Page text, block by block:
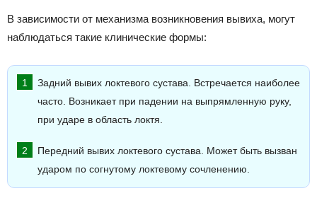
В зависимости от механизма возникновения вывиха, могут
наблюдаться такие клинические формы:
Задний вывих локтевого сустава. Встречается наиболее
часто. Возникает при падении на выпрямленную руку,
при ударе в область локтя.
Передний вывих локтевого сустава. Может быть вызван
ударом по согнутому локтевому сочленению.